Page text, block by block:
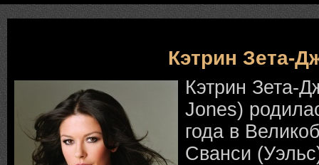
Кэтрин Зета-
Кэтрин Зета-
Jones)
года в
Сванси